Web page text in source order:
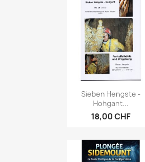
Aperçu rapide
Sieben Hengste -
Hohgant...
18,00 CHF